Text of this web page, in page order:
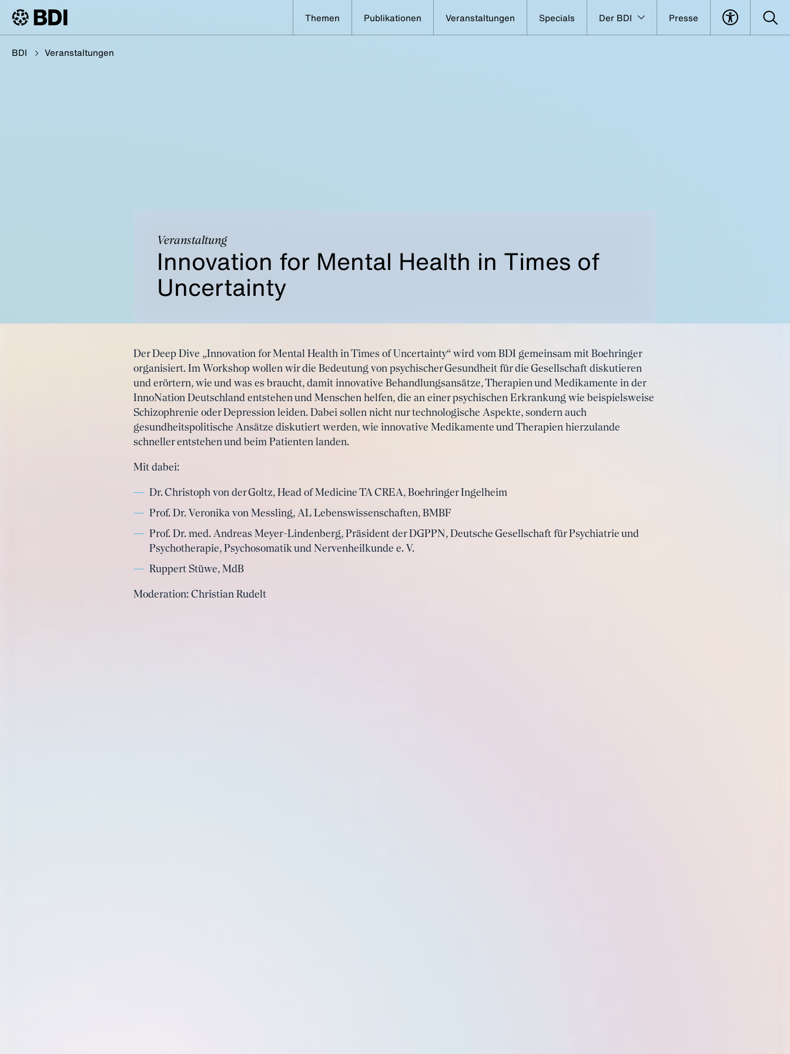
Themen Publikationen Veranstaltungen Specials Der BDI Presse
BDI Veranstaltungen
Veranstaltung
Innovation for Mental Health in Times of
Uncertainty
Der Deep Dive „Innovation for Mental Health in Times of Uncertainty“ wird vom BDI gemeinsam mit Boehringer
organisiert. Im Workshop wollen wir die Bedeutung von psychischer Gesundheit für die Gesellschaft diskutieren
und erörtern, wie und was es braucht, damit innovative Behandlungsansätze, Therapien und Medikamente in der
InnoNation Deutschland entstehen und Menschen helfen, die an einer psychischen Erkrankung wie beispielsweise
Schizophrenie oder Depression leiden. Dabei sollen nicht nur technologische Aspekte, sondern auch
gesundheitspolitische Ansätze diskutiert werden, wie innovative Medikamente und Therapien hierzulande
schneller entstehen und beim Patienten landen.
Mit dabei:
Dr. Christoph von der Goltz, Head of Medicine​ TA CREA, Boehringer Ingelheim
Prof. Dr. Veronika von Messling, AL Lebenswissenschaften, BMBF
Prof. Dr. med. Andreas Meyer-Lindenberg, Präsident der DGPPN, Deutsche Gesellschaft für Psychiatrie und
Psychotherapie, Psychosomatik und Nervenheilkunde e. V.
Ruppert Stüwe, MdB
Moderation: Christian Rudelt